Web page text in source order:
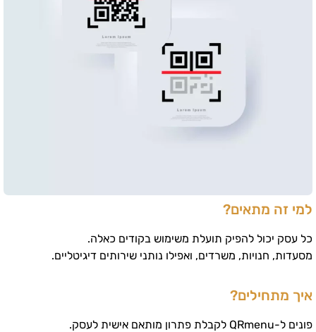
למי זה מתאים?
כל עסק יכול להפיק תועלת משימוש בקודים כאלה.
מסעדות, חנויות, משרדים, ואפילו נותני שירותים דיגיטליים.
איך מתחילים?
פונים ל-QRmenu לקבלת פתרון מותאם אישית לעסק.